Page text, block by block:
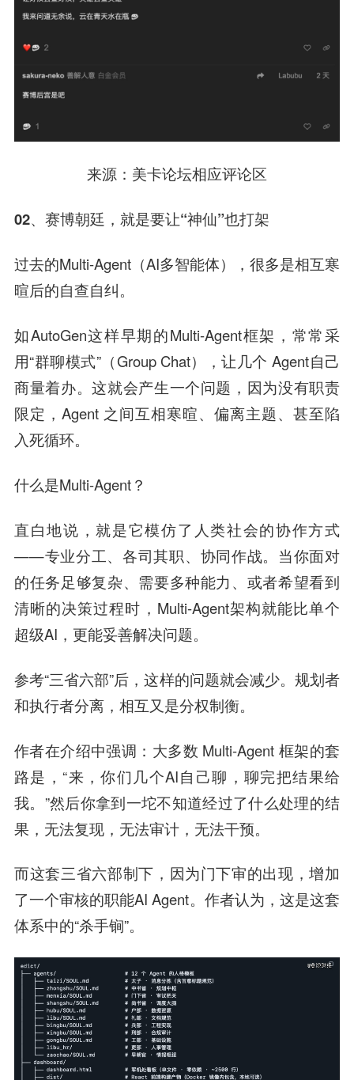
来源 ：美卡论坛相应评论区
02、赛博朝廷，就是要让“神仙”也打架
过去的Multi-Agent（AI多智能体），很多是相互寒
暄后的自查自纠。
如AutoGen这样早期的Multi-Agent框架，常常采
用“群聊模式”（Group Chat），让几个 Agent自己
商量着办。这就会产生一个问题，因为没有职责
限定，Agent 之间互相寒暄、偏离主题、甚至陷
入死循环。
什么是Multi-Agent？
直白地说，就是它模仿了人类社会的协作方式
——专业分工、各司其职、协同作战。当你面对
的任务足够复杂、需要多种能力、或者希望看到
清晰的决策过程时，Multi-Agent架构就能比单个
超级AI，更能妥善解决问题。
参考“三省六部”后，这样的问题就会减少。规划者
和执行者分离，相互又是分权制衡。
作者在介绍中强调：大多数 Multi-Agent 框架的套
路是，“来，你们几个AI自己聊，聊完把结果给
我。”然后你拿到一坨不知道经过了什么处理的结
果，无法复现，无法审计，无法干预。
而这套三省六部制下，因为门下审的出现，增加
了一个审核的职能AI Agent。作者认为，这是这套
体系中的“杀手锏”。